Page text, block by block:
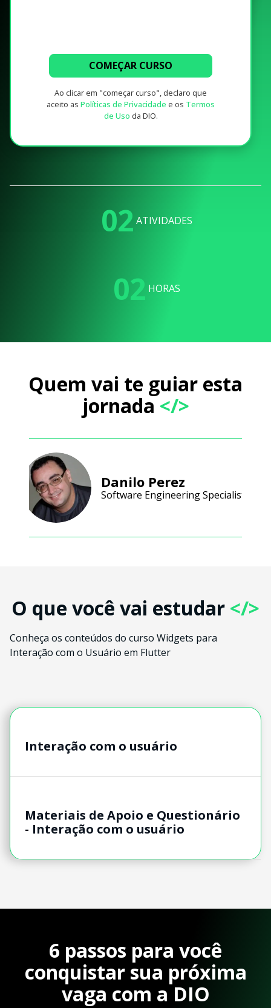
COMEÇAR CURSO
Ao clicar em "começar curso", declaro que
aceito as Políticas de Privacidade e os Termos
de Uso da DIO.
02 ATIVIDADES
02 HORAS
Quem vai te guiar esta
jornada </>
Danilo Perez
Software Engineering Specialist
O que você vai estudar </>
Conheça os conteúdos do curso Widgets para
Interação com o Usuário em Flutter
Interação com o usuário
Materiais de Apoio e Questionário
- Interação com o usuário
6 passos para você
conquistar sua próxima
vaga com a DIO